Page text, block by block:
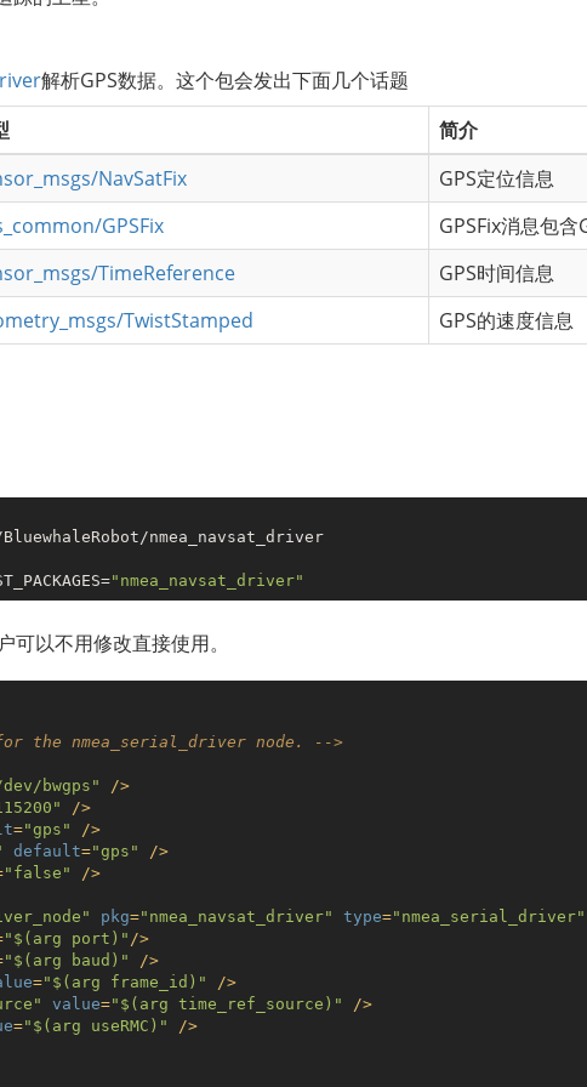
解析GPS数据。这个包会发出下面几个话题
简介
NavSatFix
GPS定位信息
GPSFix
GPSFix消息包
TimeReference
GPS时间信息
TwistStamped GPS的速度信息
"nmea_navsat_driver"
以不用修改直接使用。
the nmea_serial_driver node. -->
bwgps"
/>
/>
="gps"
/>
default="gps"
/>
"false" />
pkg="nmea_navsat_driver" type="nmea_serial_driver"
"$(arg port)" />
"$(arg baud)"
/>
="$(arg frame_id)"
/>
value="$(arg time_ref_source)"
/>
="$(arg useRMC)"
/>